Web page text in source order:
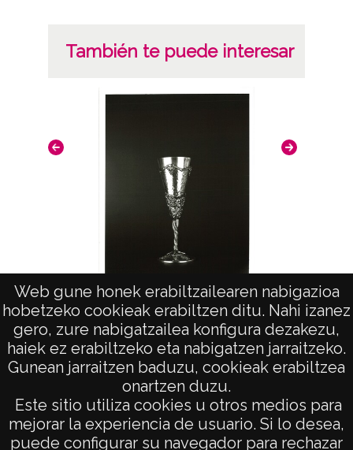
Web gune honek erabiltzailearen nabigazioa
hobetzeko cookieak erabiltzen ditu. Nahi izanez
gero, zure nabigatzailea konfigura dezakezu,
haiek ez erabiltzeko eta nabigatzen jarraitzeko.
Gunean jarraitzen baduzu, cookieak erabiltzea
onartzen duzu.
Este sitio utiliza cookies u otros medios para
mejorar la experiencia de usuario. Si lo desea,
puede configurar su navegador para rechazar
También te puede interesar
Copa de plata. "Joyería Bajo"
AVISO LEGAL
POLÍTICA DE PRIVACIDAD
ACCESIBILIDAD